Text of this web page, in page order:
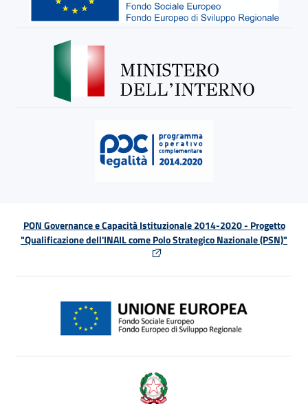
PON Governance e Capacità Istituzionale 2014-2020 - Progetto
"Qualificazione dell'INAIL come Polo Strategico Nazionale (PSN)"